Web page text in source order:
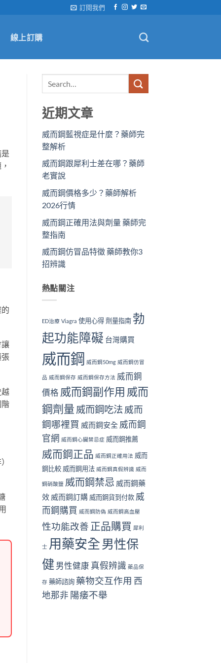
訂閱我們
線上訂購
近期文章
威而鋼藍視症是什麼？藥師完
整解析
威而鋼跟犀利士差在哪？藥師
老實說
威而鋼價格多少？藥師解析
2026行情
威而鋼正確用法與劑量 藥師完
整指南
威而鋼仿冒品特徵 藥師教你3
招辨識
熱點關注
ED治療 Viagra 使用心得 劑量指南 勃
起功能障礙 台灣購買
威而鋼 威而鋼50mg 威而鋼仿冒
品 威而鋼保存 威而鋼保存方法 威而鋼
價格 威而鋼副作用 威而
鋼劑量 威而鋼吃法 威而
鋼哪裡買 威而鋼安全 威而鋼
官網 威而鋼心臟禁忌症 威而鋼推薦
威而鋼正品 威而鋼正確用法 威而
鋼比較 威而鋼用法 威而鋼真假辨識 威而
鋼硝酸鹽 威而鋼禁忌 威而鋼藥
效 威而鋼訂購 威而鋼貨到付款 威
而鋼購買 威而鋼防偽 威而鋼高血壓
性功能改善 正品購買 犀利
士 用藥安全男性保
健 男性健康 真假辨識 藥品保
存 藥師諮詢 藥物交互作用 西
地那非 陽痿不舉